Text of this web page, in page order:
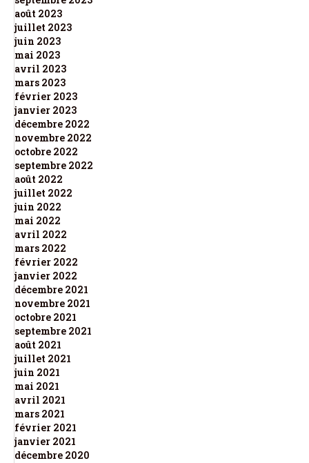
août 2023
juillet 2023
juin 2023
mai 2023
avril 2023
mars 2023
février 2023
janvier 2023
décembre 2022
novembre 2022
octobre 2022
septembre 2022
août 2022
juillet 2022
juin 2022
mai 2022
avril 2022
mars 2022
février 2022
janvier 2022
décembre 2021
novembre 2021
octobre 2021
septembre 2021
août 2021
juillet 2021
juin 2021
mai 2021
avril 2021
mars 2021
février 2021
janvier 2021
décembre 2020